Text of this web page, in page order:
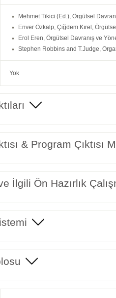
Mehmet Tikici (Ed.), Örgütsel
Enver Özkalp, Çiğdem Kırel,
Erol Eren, Örgütsel Davranış ve
Stephen Robbins and T.Judge,
Yok
& Program Çıktısı
İlgili Ön Hazırlık